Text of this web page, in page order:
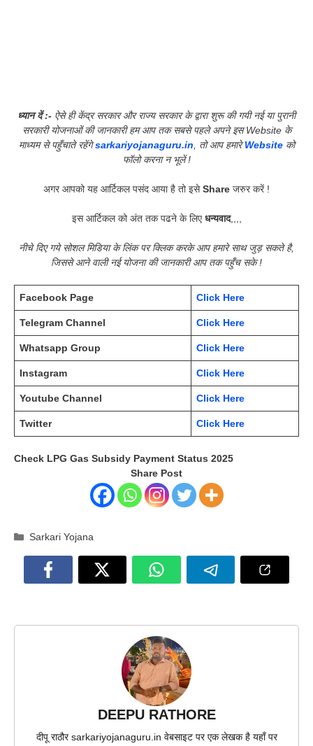
ध्यान दें :- ऐसे ही केंद्र सरकार और राज्य सरकार के द्वारा शुरू की गयी नई या पुरानी
सरकारी योजनाओं की जानकारी हम आप तक सबसे पहले अपने इस Website के
माध्यम से पहुँचाते रहेंगेsarkariyojanaguru.in , तो आप हमारेWebsiteको
फॉलो करना न भूलें !
अगर आपको यह आर्टिकल पसंद आया है तो इसेShare जरुर करें !
इस आर्टिकल को अंत तक पढने के लिएधन्यवाद,,,,
नीचे दिए गये सोशल मिडिया के लिंक पर क्लिक करके आप हमारे साथ जुड़ सकते है,
जिससे आने वाली नई योजना की जानकारी आप तक पहुँच सके !
Facebook Page Click Here
Telegram Channel Click Here
Whatsapp Group Click Here
Instagram Click Here
Youtube Channel Click Here
Twitter Click Here
Check LPG Gas Subsidy Payment Status 2025
Share Post
Categories
Sarkari Yojana
DEEPU RATHORE
दीपू राठौर sarkariyojanaguru.in वेबसाइट पर एक लेखक है यहाँ पर